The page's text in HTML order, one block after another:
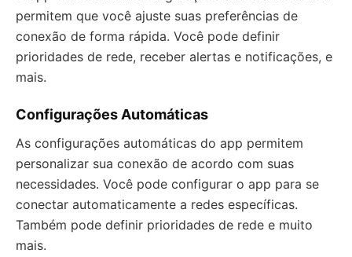
permitem que você ajuste suas preferências de
conexão de forma rápida. Você pode definir
prioridades de rede, receber alertas e notificações, e
mais.
Configurações Automáticas
As configurações automáticas do app permitem
personalizar sua conexão de acordo com suas
necessidades. Você pode configurar o app para se
conectar automaticamente a redes específicas.
Também pode definir prioridades de rede e muito
mais.